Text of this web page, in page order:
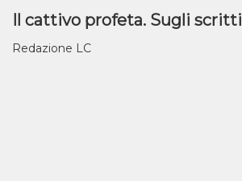
Il cattivo profeta. Sugli
Redazione LC